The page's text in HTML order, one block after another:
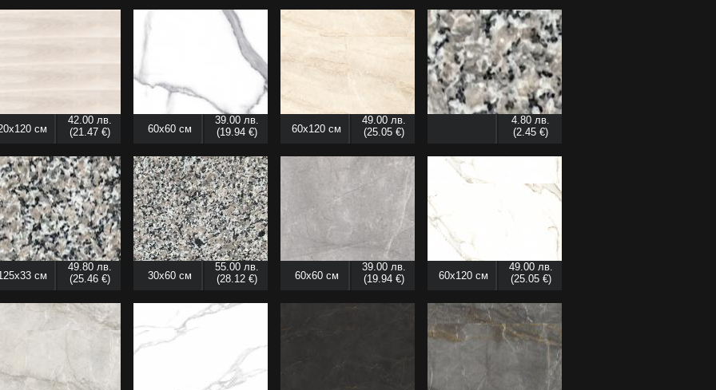
см
42.00 лв.
(21.47 €)
60x60 см
39.00 лв.
(19.94 €)
60x120 см
49.00 лв.
(25.05 €)
4.80 лв.
(2.45 €)
см
49.80 лв.
(25.46 €)
30x60 см
55.00 лв.
(28.12 €)
60x60 см
39.00 лв.
(19.94 €)
60x120 см
49.00 лв.
(25.05 €)